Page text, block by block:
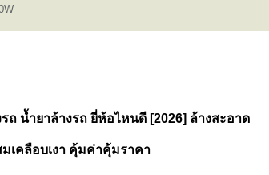
ถ น้ำยาล้างรถ ยี่ห้อไหนดี [2026] ล้างสะอาด
เคลือบเงา คุ้มค่าคุ้มราคา